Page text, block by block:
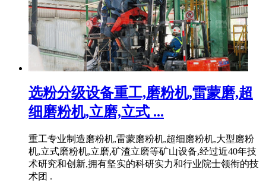
选粉分级设备重工,磨粉机,雷蒙磨,超
细磨粉机,立磨,立式 ...
重工专业制造磨粉机,雷蒙磨粉机,超细磨粉机,大型磨粉
机,立式磨粉机,立磨,矿渣立磨等矿山设备,经过近40年技
术研究和创新,拥有坚实的科研实力和行业院士领衔的技
术团 .